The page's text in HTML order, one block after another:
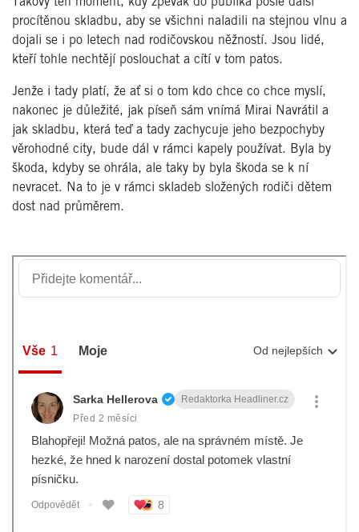
procítěnou skladbu, aby se všichni naladili na stejnou vlnu a
dojali se i po letech nad rodičovskou něžností. Jsou lidé,
kteří tohle nechtějí poslouchat a cítí v tom patos.
Jenže i tady platí, že ať si o tom kdo chce co chce myslí,
nakonec je důležité, jak píseň sám vnímá Mirai Navrátil a
jak skladbu, která teď a tady zachycuje jeho bezpochyby
věrohodné city, bude dál v rámci kapely používat. Byla by
škoda, kdyby se ohrála, ale taky by byla škoda se k ní
nevracet. Na to je v rámci skladeb složených rodiči dětem
dost nad průměrem.